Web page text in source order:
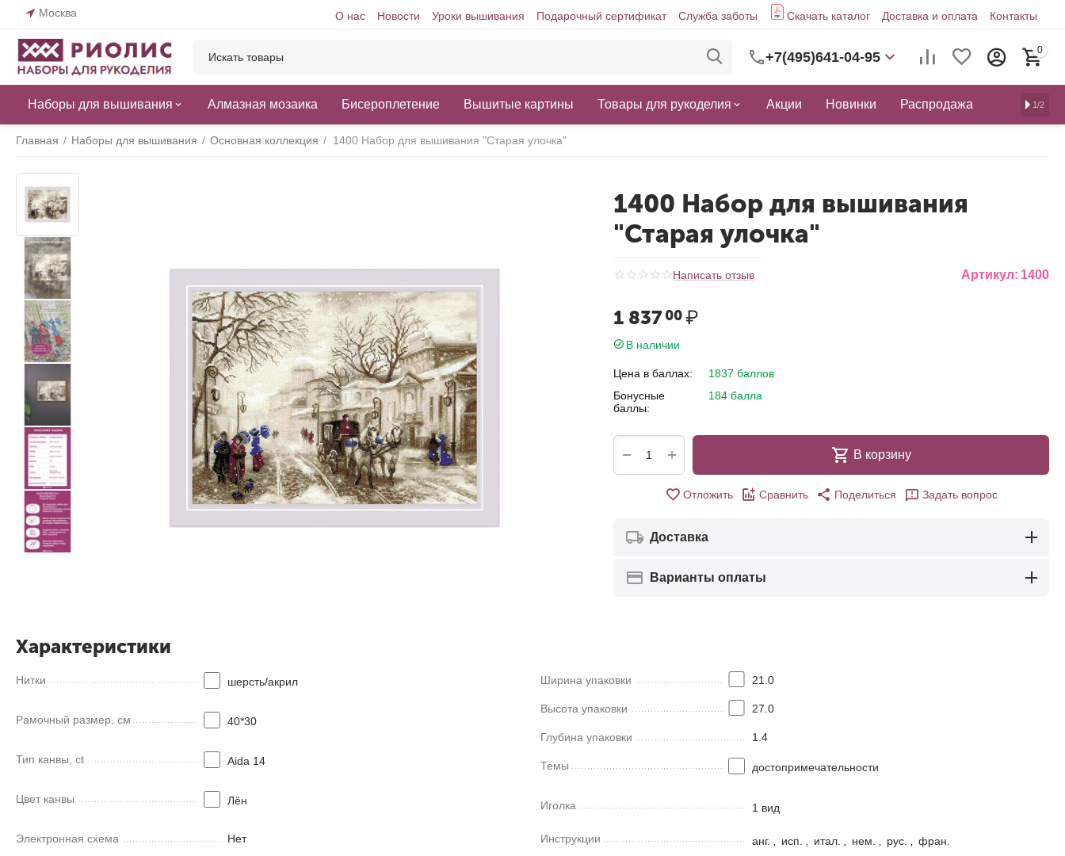
Москва О нас Новости Уроки вышивания Подарочный сертификат Служба заботы Скачать каталог Доставка и оплата Контакты
+7(495)641-04-95 0
Наборы для вышивания Алмазная мозаика Бисероплетение Вышитые картины Товары для рукоделия Акции Новинки Распродажа 1/2
Главная / Наборы для вышивания / Основная коллекция / 1400 Набор для вышивания "Старая улочка"
1400 Набор для вышивания
"Старая улочка"
Написать отзыв Артикул: 1400
1 837 00₽
В наличии
Цена в баллах:
1837 баллов
Бонусные
баллы:
184 балла
+
− В корзину
Отложить Сравнить Поделиться Задать вопрос
Доставка
Варианты оплаты
Характеристики
Нитки шерсть/акрил
Рамочный размер, см 40*30
Тип канвы, ct Aida 14
Цвет канвы Лён
Электронная схема Нет
Ширина упаковки 21.0
Высота упаковки 27.0
Глубина упаковки 1.4
Темы достопримечательности
Иголка 1 вид
Инструкции анг. исп. итал. нем. рус. фран.